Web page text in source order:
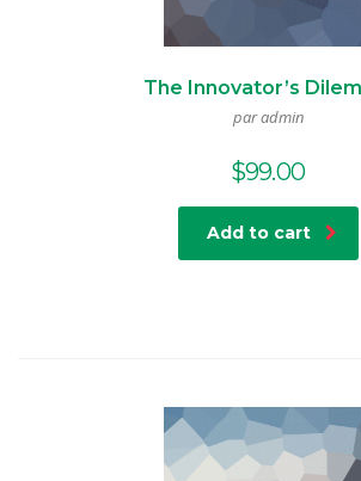
The Innovator’s
par admin
$99.00
Add to cart